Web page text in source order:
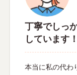
丁寧でしっ
しています！
本当に私の代わ